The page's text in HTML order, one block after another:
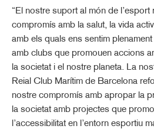
“El nostre suport al món de l’esport
compromís amb la salut, la vida
amb els quals ens sentim
amb clubs que promouen accions
la societat i el nostre planeta. La
Reial Club Marítim de Barcelona
nostre compromís amb apropar la
la societat amb projectes que
l’accessibilitat en l’entorn esportiu